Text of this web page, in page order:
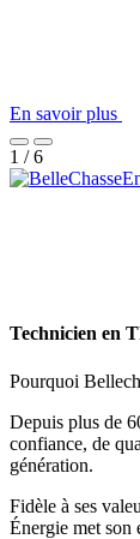
En savoir plus
1 / 6
Technicien en
Pourquoi
Depuis plus de
confiance, de
génération.
Fidèle à ses
Énergie met son